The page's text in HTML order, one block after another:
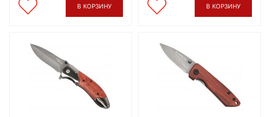
В КОРЗИНУ В КОРЗИНУ